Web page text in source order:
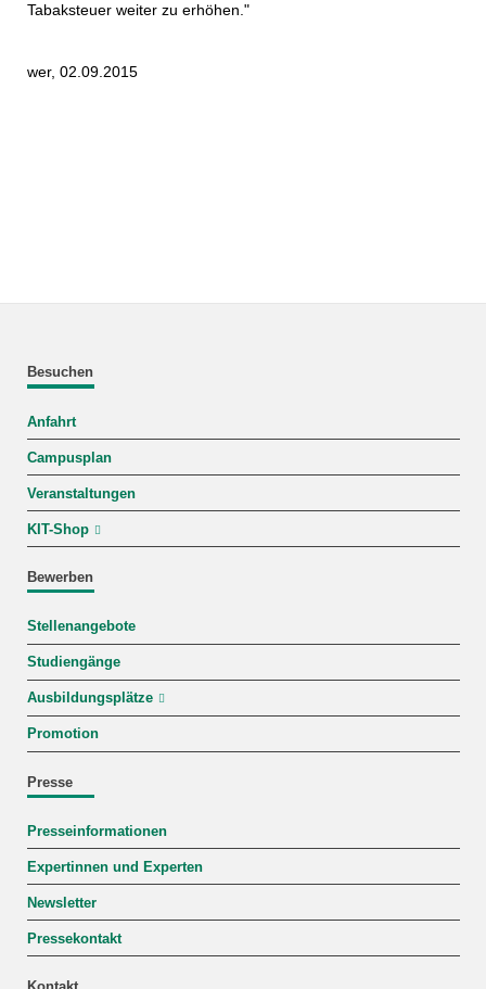
Tabaksteuer weiter zu erhöhen."
wer, 02.09.2015
Besuchen
Anfahrt
Campusplan
Veranstaltungen
KIT-Shop
Bewerben
Stellenangebote
Studiengänge
Ausbildungsplätze
Promotion
Presse
Presseinformationen
Expertinnen und Experten
Newsletter
Pressekontakt